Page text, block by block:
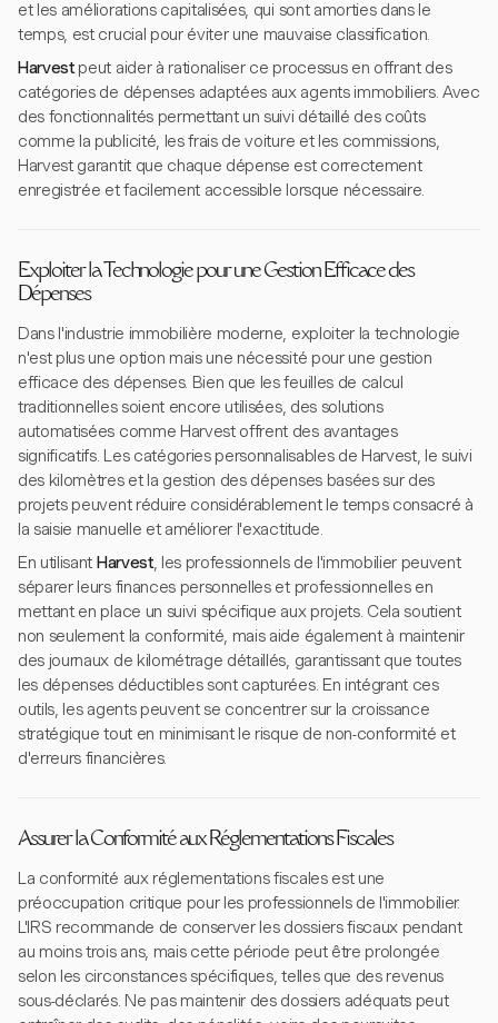
et les améliorations capitalisées, qui sont amorties dans le
temps, est crucial pour éviter une mauvaise classification.
Harvestpeut aider à rationaliser ce processus en offrant des
catégories de dépenses adaptées aux agents immobiliers. Avec
des fonctionnalités permettant un suivi détaillé des coûts
comme la publicité, les frais de voiture et les commissions,
Harvest garantit que chaque dépense est correctement
enregistrée et facilement accessible lorsque nécessaire.
Exploiter la Technologie pour une Gestion Efficace des
Dépenses
Dans l'industrie immobilière moderne, exploiter la technologie
n'est plus une option mais une nécessité pour une gestion
efficace des dépenses. Bien que les feuilles de calcul
traditionnelles soient encore utilisées, des solutions
automatisées comme Harvest offrent des avantages
significatifs. Les catégories personnalisables de Harvest, le suivi
des kilomètres et la gestion des dépenses basées sur des
projets peuvent réduire considérablement le temps consacré à
la saisie manuelle et améliorer l'exactitude.
En utilisant Harvest, les professionnels de l'immobilier peuvent
séparer leurs finances personnelles et professionnelles en
mettant en place un suivi spécifique aux projets. Cela soutient
non seulement la conformité, mais aide également à maintenir
des journaux de kilométrage détaillés, garantissant que toutes
les dépenses déductibles sont capturées. En intégrant ces
outils, les agents peuvent se concentrer sur la croissance
stratégique tout en minimisant le risque de non-conformité et
d'erreurs financières.
Assurer la Conformité aux Réglementations Fiscales
La conformité aux réglementations fiscales est une
préoccupation critique pour les professionnels de l'immobilier.
L'IRS recommande de conserver les dossiers fiscaux pendant
au moins trois ans, mais cette période peut être prolongée
selon les circonstances spécifiques, telles que des revenus
sous-déclarés. Ne pas maintenir des dossiers adéquats peut